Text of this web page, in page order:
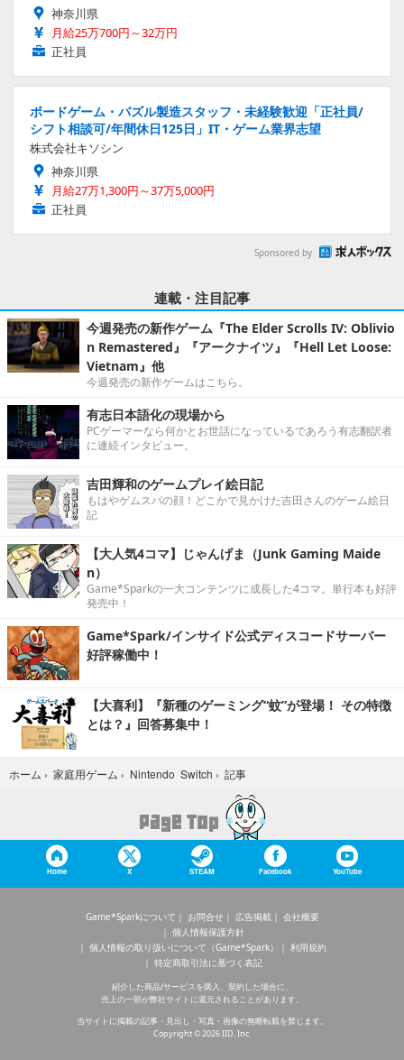
神奈川県
月給25万700円～32万円
正社員
ボードゲーム・パズル製造スタッフ・未経験歓迎「正社員/
シフト相談可/年間休日125日」IT・ゲーム業界志望
株式会社キソシン
神奈川県
月給27万1,300円～37万5,000円
正社員
Sponsored by
連載・注目記事
今週発売の新作ゲーム『The Elder Scrolls IV: Oblivio
n Remastered』『アークナイツ』『Hell Let Loose:
Vietnam』他
今週発売の新作ゲームはこちら。
有志日本語化の現場から
PCゲーマーなら何かとお世話になっているであろう有志翻訳者
に連続インタビュー。
吉田輝和のゲームプレイ絵日記
もはやゲムスパの顔！どこかで見かけた吉田さんのゲーム絵日
記
【大人気4コマ】じゃんげま（Junk Gaming Maide
n）
Game*Sparkの一大コンテンツに成長した4コマ。単行本も好評
発売中！
Game*Spark/インサイド公式ディスコードサーバー
好評稼働中！
【大喜利】『新種のゲーミング“蚊”が登場！ その特徴
とは？』回答募集中！
ホーム › 家庭用ゲーム › Nintendo Switch › 記事
Home X STEAM Facebook YouTube
Game*Sparkについて お問合せ 広告掲載
会社概要
個人情報保護方針
個人情報の取り扱いについて（Game*Spark）
利用規約
特定商取引法に基づく表記
紹介した商品/サービスを購入、契約した場合に、
売上の一部が弊社サイトに還元されることがあります。
当サイトに掲載の記事・見出し・写真・画像の無断転載を禁じます。
Copyright © 2026 IID, Inc.